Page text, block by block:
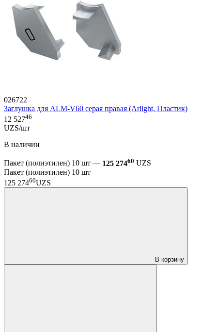
026722
Заглушка для ALM-V60 серая правая (Arlight, Пластик)
12 52746
UZS/шт
В наличии
Пакет (полиэтилен) 10 шт — 125 27460 UZS
Пакет (полиэтилен) 10 шт
125 27460UZS
В корзину